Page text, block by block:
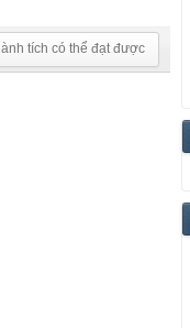
tích có thể đạt được